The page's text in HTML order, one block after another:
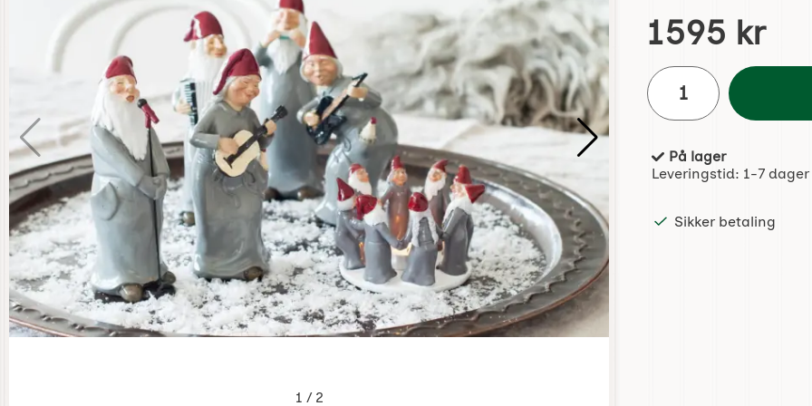
1 / 2
Handle dette
pris
1595 kr
antall
Produkttilgjengelighet:
På lager
Leveringstid: 1-7 dager
Sikker betaling